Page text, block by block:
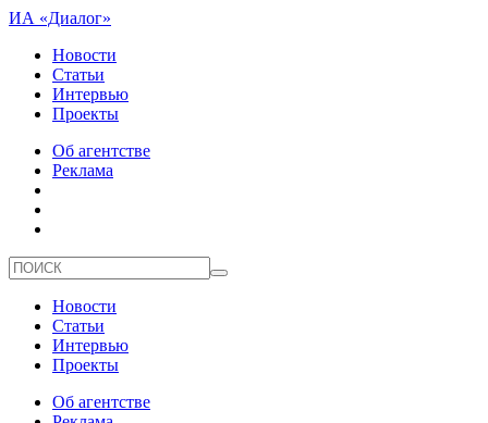
ИА «Диалог»
Новости
Статьи
Интервью
Проекты
Об агентстве
Реклама
Новости
Статьи
Интервью
Проекты
Об агентстве